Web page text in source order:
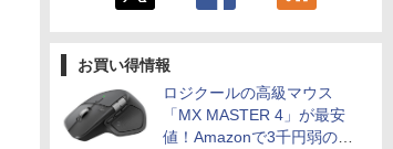
お買い得情報
ロジクールの高級マウス
「MX MASTER 4」が最安
値！Amazonで3千円弱の割